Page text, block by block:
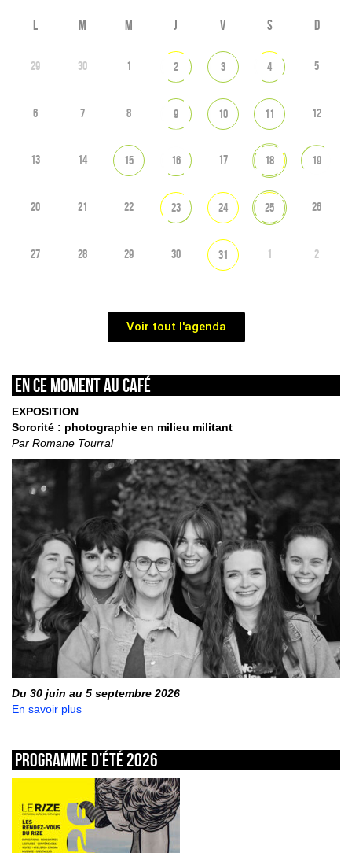
L M M J V S D
29 30 1 2 3 4 5
6 7 8 9 10 11 12
13 14 15 16 17 18 19
20 21 22 23 24 25 26
27 28 29 30 31 1 2
Voir tout l'agenda
En ce moment au café
EXPOSITION
Sororité : photographie en milieu militant
Par Romane Tourral
Du 30 juin au 5 septembre 2026
En savoir plus
Programme d’été 2026